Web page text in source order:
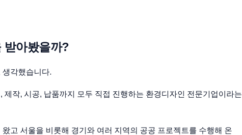
받아봤을까?
각했습니다.
작, 시공, 납품까지 모두 직접 진행하는 환경디자인 전문기업이라는
고 서울을 비롯해 경기와 여러 지역의 공공 프로젝트를 수행해 온